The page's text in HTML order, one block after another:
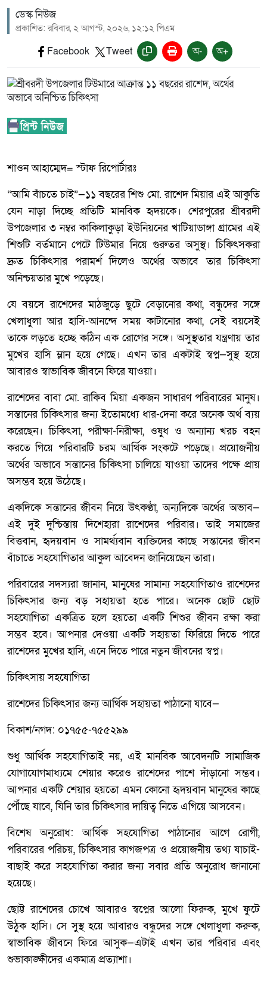
ডেস্ক নিউজ
প্রকাশিত: রবিবার, ২ আগস্ট, ২০২৬, ১২:১২ পিএম
Facebook Tweet অ- অ+
শাওন আহাম্মেদ= স্টাফ রিপোর্টারঃ
“আমি বাঁচতে চাই”—১১ বছরের শিশু মো. রাশেদ মিয়ার এই আকুতি
যেন নাড়া দিচ্ছে প্রতিটি মানবিক হৃদয়কে। শেরপুরের শ্রীবরদী
উপজেলার ৩ নম্বর কাকিলাকুড়া ইউনিয়নের খাটিয়াডাঙ্গা গ্রামের এই
শিশুটি বর্তমানে পেটে টিউমার নিয়ে গুরুতর অসুস্থ। চিকিৎসকরা
দ্রুত চিকিৎসার পরামর্শ দিলেও অর্থের অভাবে তার চিকিৎসা
অনিশ্চয়তার মুখে পড়েছে।
যে বয়সে রাশেদের মাঠজুড়ে ছুটে বেড়ানোর কথা, বন্ধুদের সঙ্গে
খেলাধুলা আর হাসি-আনন্দে সময় কাটানোর কথা, সেই বয়সেই
তাকে লড়তে হচ্ছে কঠিন এক রোগের সঙ্গে। অসুস্থতার যন্ত্রণায় তার
মুখের হাসি ম্লান হয়ে গেছে। এখন তার একটাই স্বপ্ন—সুস্থ হয়ে
আবারও স্বাভাবিক জীবনে ফিরে যাওয়া।
রাশেদের বাবা মো. রাকিব মিয়া একজন সাধারণ পরিবারের মানুষ।
সন্তানের চিকিৎসার জন্য ইতোমধ্যে ধার-দেনা করে অনেক অর্থ ব্যয়
করেছেন। চিকিৎসা, পরীক্ষা-নিরীক্ষা, ওষুধ ও অন্যান্য খরচ বহন
করতে গিয়ে পরিবারটি চরম আর্থিক সংকটে পড়েছে। প্রয়োজনীয়
অর্থের অভাবে সন্তানের চিকিৎসা চালিয়ে যাওয়া তাদের পক্ষে প্রায়
অসম্ভব হয়ে উঠেছে।
একদিকে সন্তানের জীবন নিয়ে উৎকণ্ঠা, অন্যদিকে অর্থের অভাব—
এই দুই দুশ্চিন্তায় দিশেহারা রাশেদের পরিবার। তাই সমাজের
বিত্তবান, হৃদয়বান ও সামর্থ্যবান ব্যক্তিদের কাছে সন্তানের জীবন
বাঁচাতে সহযোগিতার আকুল আবেদন জানিয়েছেন তারা।
পরিবারের সদস্যরা জানান, মানুষের সামান্য সহযোগিতাও রাশেদের
চিকিৎসার জন্য বড় সহায়তা হতে পারে। অনেক ছোট ছোট
সহযোগিতা একত্রিত হলে হয়তো একটি শিশুর জীবন রক্ষা করা
সম্ভব হবে। আপনার দেওয়া একটি সহায়তা ফিরিয়ে দিতে পারে
রাশেদের মুখের হাসি, এনে দিতে পারে নতুন জীবনের স্বপ্ন।
চিকিৎসায় সহযোগিতা
রাশেদের চিকিৎসার জন্য আর্থিক সহায়তা পাঠানো যাবে—
বিকাশ/নগদ: ০১৭৫৫-৭৫৫২৯৯
শুধু আর্থিক সহযোগিতাই নয়, এই মানবিক আবেদনটি সামাজিক
যোগাযোগমাধ্যমে শেয়ার করেও রাশেদের পাশে দাঁড়ানো সম্ভব।
আপনার একটি শেয়ার হয়তো এমন কোনো হৃদয়বান মানুষের কাছে
পৌঁছে যাবে, যিনি তার চিকিৎসার দায়িত্ব নিতে এগিয়ে আসবেন।
বিশেষ অনুরোধ: আর্থিক সহযোগিতা পাঠানোর আগে রোগী,
পরিবারের পরিচয়, চিকিৎসার কাগজপত্র ও প্রয়োজনীয় তথ্য যাচাই-
বাছাই করে সহযোগিতা করার জন্য সবার প্রতি অনুরোধ জানানো
হয়েছে।
ছোট্ট রাশেদের চোখে আবারও স্বপ্নের আলো ফিরুক, মুখে ফুটে
উঠুক হাসি। সে সুস্থ হয়ে আবারও বন্ধুদের সঙ্গে খেলাধুলা করুক,
স্বাভাবিক জীবনে ফিরে আসুক—এটাই এখন তার পরিবার এবং
শুভাকাঙ্ক্ষীদের একমাত্র প্রত্যাশা।